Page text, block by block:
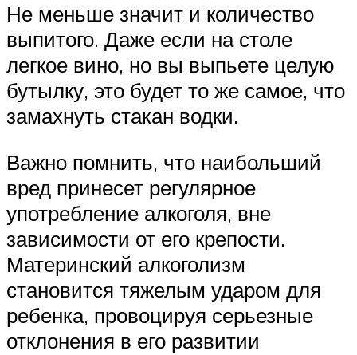
Не меньше значит и количество
выпитого. Даже если на столе
легкое вино, но вы выпьете целую
бутылку, это будет то же самое, что
замахнуть стакан водки.
Важно помнить, что наибольший
вред принесет регулярное
употребление алкоголя, вне
зависимости от его крепости.
Материнский алкоголизм
становится тяжелым ударом для
ребенка, провоцируя серьезные
отклонения в его развитии